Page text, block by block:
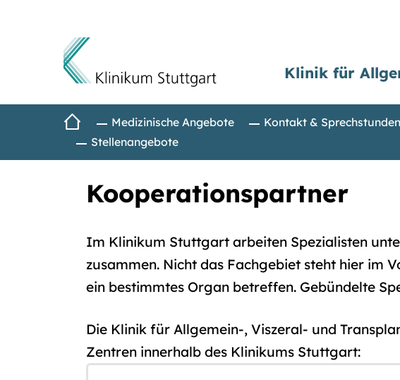
Direkt zum Inhalt
Klinik für
StartseiteMedizinische Angebote Kontakt & Sprechstunden
Stellenangebote
Kooperationspartner
Im Klinikum Stuttgart arbeiten Spezialisten
zusammen. Nicht das Fachgebiet steht hier im
ein bestimmtes Organ betreffen. Gebündelte
Die Klinik für Allgemein-, Viszeral- und
Zentren innerhalb des Klinikums Stuttgart: